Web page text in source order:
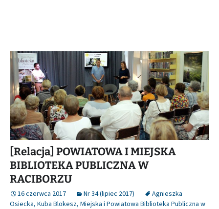
[Relacja] POWIATOWA I MIEJSKA
BIBLIOTEKA PUBLICZNA W
RACIBORZU
16 czerwca 2017 Nr 34 (lipiec 2017)
Agnieszka
Osiecka, Kuba Blokesz, Miejska i Powiatowa Biblioteka Publiczna w